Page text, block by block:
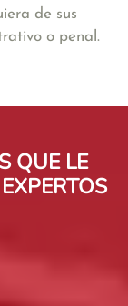
de sus
o penal .
QUE LE